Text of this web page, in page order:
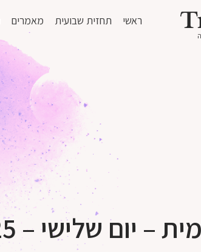
ראשי תחזית שבועית מאמרים
שלישי – 25 לאוגוסט 2020